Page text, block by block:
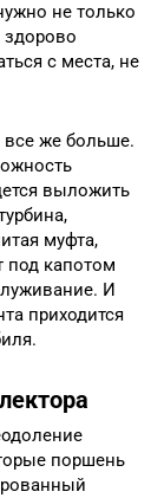
не только
здорово
с места, не
же больше.
выложить
муфта,
под капотом
И
приходится
поршень